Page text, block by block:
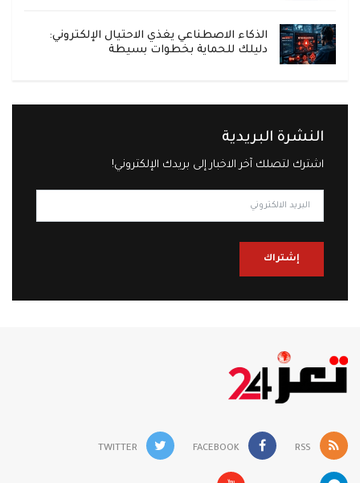
الذكاء الاصطناعي يغذي الاحتيال الإلكتروني:
دليلك للحماية بخطوات بسيطة
النشرة البريدية
اشترك لتصلك آخر الاخبار إلى بريدك الإلكتروني!
إشتراك
RSS
FACEBOOK
TWITTER